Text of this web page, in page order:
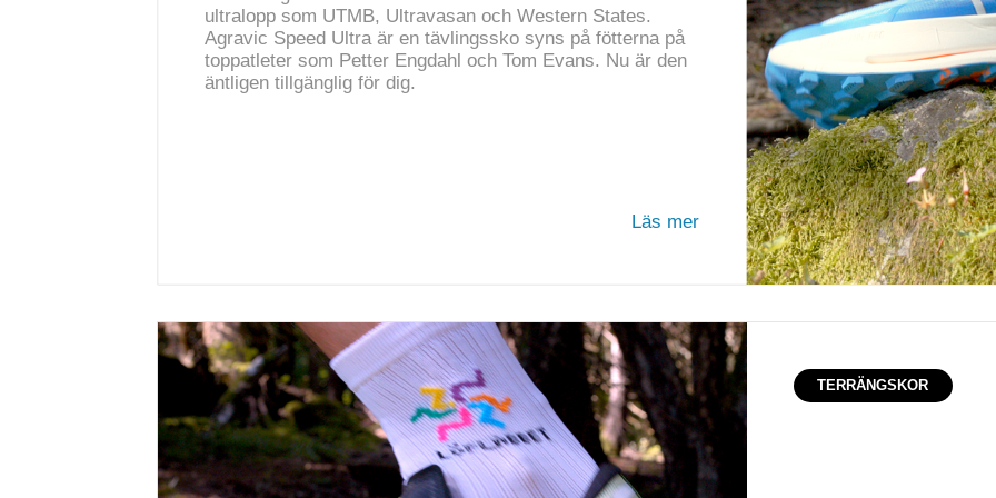
ultralopp som UTMB, Ultravasan och Western States.
Agravic Speed Ultra är en tävlingssko syns på fötterna på
toppatleter som Petter Engdahl och Tom Evans. Nu är den
äntligen tillgänglig för dig.
Läs mer
TERRÄNGSKOR